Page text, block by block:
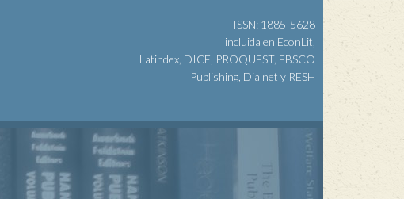
ISSN: 1885-5628
incluida en EconLit,
Latindex, DICE, PROQUEST, EBSCO
Publishing, Dialnet y RESH